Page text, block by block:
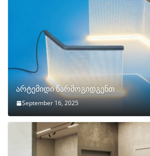
არტემიდი წარმოგიდგენთ
September 16, 2025